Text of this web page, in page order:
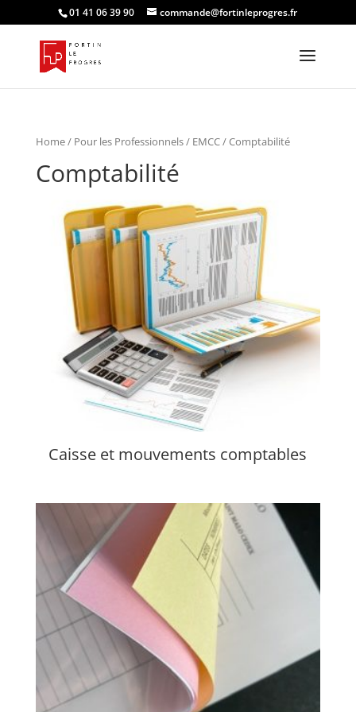
01 41 06 39 90 commande@fortinleprogres.fr
Home/ Pour les Professionnels/ EMCC/ Comptabilité
Comptabilité
Caisse et mouvements comptables